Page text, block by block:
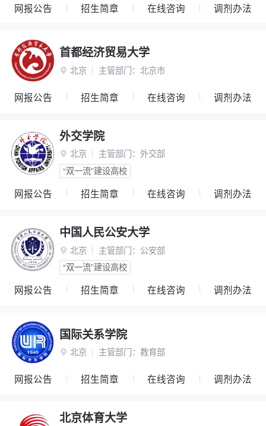
网报公告 招生简章 在线咨询 调剂办法
首都经济贸易大学
 北京 主管部门： 北京市
网报公告 招生简章 在线咨询 调剂办法
外交学院
 北京 主管部门： 外交部
“双一流”建设高校
网报公告 招生简章 在线咨询 调剂办法
中国人民公安大学
 北京 主管部门： 公安部
“双一流”建设高校
网报公告 招生简章 在线咨询 调剂办法
国际关系学院
 北京 主管部门： 教育部
网报公告 招生简章 在线咨询 调剂办法
北京体育大学